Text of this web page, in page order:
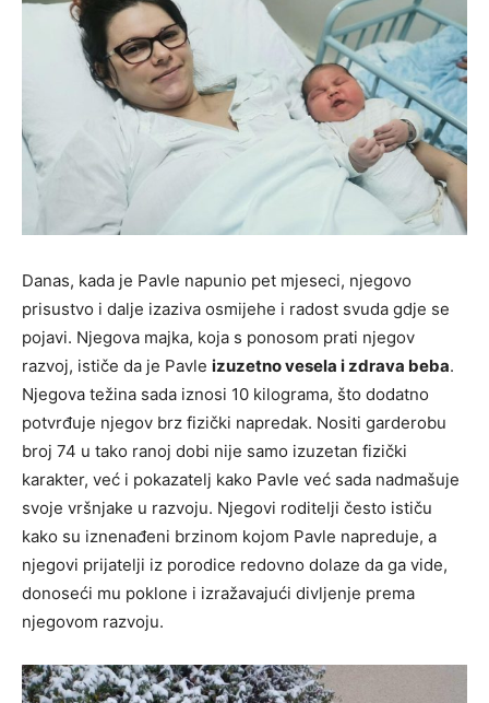
Danas, kada je Pavle napunio pet mjeseci, njegovo
prisustvo i dalje izaziva osmijehe i radost svuda gdje se
pojavi. Njegova majka, koja s ponosom prati njegov
razvoj, ističe da je Pavle izuzetno vesela i zdrava beba.
Njegova težina sada iznosi 10 kilograma, što dodatno
potvrđuje njegov brz fizički napredak. Nositi garderobu
broj 74 u tako ranoj dobi nije samo izuzetan fizički
karakter, već i pokazatelj kako Pavle već sada nadmašuje
svoje vršnjake u razvoju. Njegovi roditelji često ističu
kako su iznenađeni brzinom kojom Pavle napreduje, a
njegovi prijatelji iz porodice redovno dolaze da ga vide,
donoseći mu poklone i izražavajući divljenje prema
njegovom razvoju.